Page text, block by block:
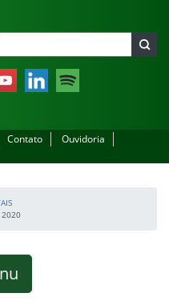
LinkedIn Spotify
Contato
Ouvidoria
2020